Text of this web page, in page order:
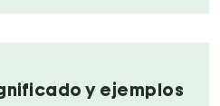
y ejemplos